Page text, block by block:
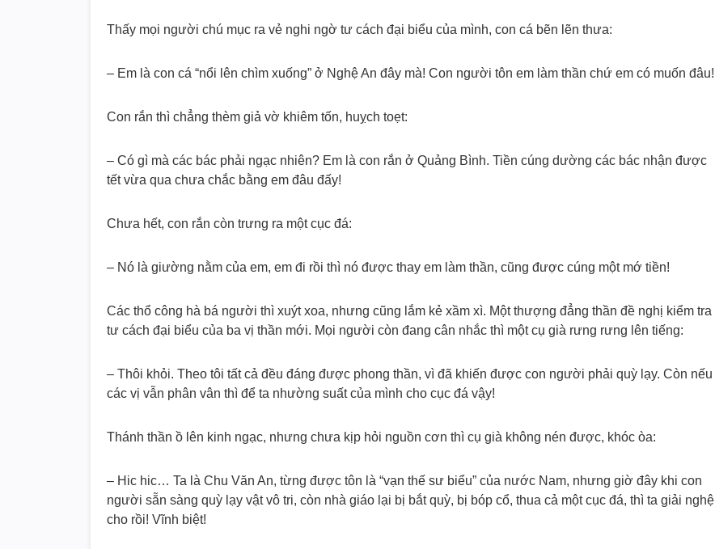
Thấy mọi người chú mục ra vẻ nghi ngờ tư cách đại biểu của mình, con cá bẽn lẽn thưa:
– Em là con cá “nổi lên chìm xuống” ở Nghệ An đây mà! Con người tôn em làm thần chứ em có muốn đâu!
Con rắn thì chẳng thèm giả vờ khiêm tốn, huỵch toẹt:
– Có gì mà các bác phải ngạc nhiên? Em là con rắn ở Quảng Bình. Tiền cúng dường các bác nhận được
tết vừa qua chưa chắc bằng em đâu đấy!
Chưa hết, con rắn còn trưng ra một cục đá:
– Nó là giường nằm của em, em đi rồi thì nó được thay em làm thần, cũng được cúng một mớ tiền!
Các thổ công hà bá người thì xuýt xoa, nhưng cũng lắm kẻ xầm xì. Một thượng đẳng thần đề nghị kiểm tra
tư cách đại biểu của ba vị thần mới. Mọi người còn đang cân nhắc thì một cụ già rưng rưng lên tiếng:
– Thôi khỏi. Theo tôi tất cả đều đáng được phong thần, vì đã khiến được con người phải quỳ lạy. Còn nếu
các vị vẫn phân vân thì để ta nhường suất của mình cho cục đá vậy!
Thánh thần ồ lên kinh ngạc, nhưng chưa kịp hỏi nguồn cơn thì cụ già không nén được, khóc òa:
– Hic hic… Ta là Chu Văn An, từng được tôn là “vạn thế sư biểu” của nước Nam, nhưng giờ đây khi con
người sẵn sàng quỳ lạy vật vô tri, còn nhà giáo lại bị bắt quỳ, bị bóp cổ, thua cả một cục đá, thì ta giải nghệ
cho rồi! Vĩnh biệt!